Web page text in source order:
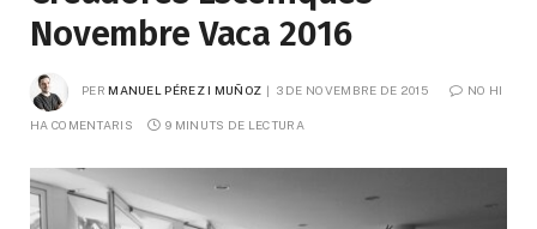
Novembre Vaca 2016
PER MANUEL PÉREZ I MUÑOZ 3 DE NOVEMBRE DE 2015 NO HI
HA COMENTARIS 9 MINUTS DE LECTURA